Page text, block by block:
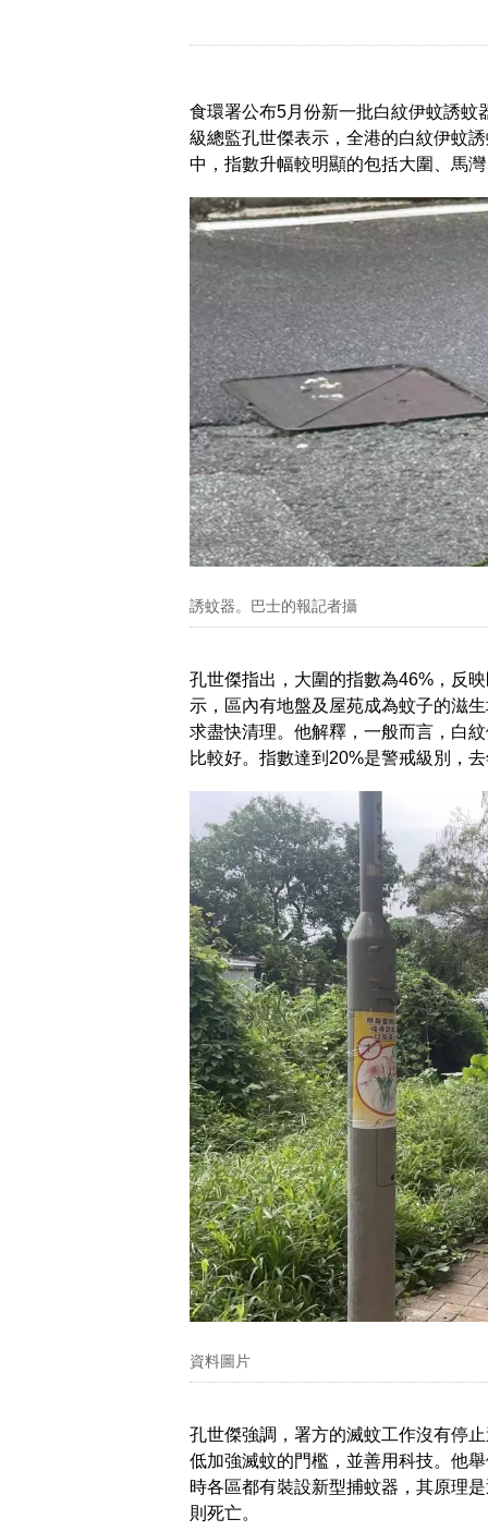
食環署公布5月份新一批白紋伊蚊誘蚊
級總監孔世傑表示，全港的白紋伊蚊
中，指數升幅較明顯的包括大圍、馬
誘蚊器。巴士的報記者攝
孔世傑指出，大圍的指數為46%，反
示，區內有地盤及屋苑成為蚊子的滋
求盡快清理。他解釋，一般而言，白
比較好。指數達到20%是警戒級別，
資料圖片
孔世傑強調，署方的滅蚊工作沒有停
低加強滅蚊的門檻，並善用科技。他
時各區都有裝設新型捕蚊器，其原理
則死亡。